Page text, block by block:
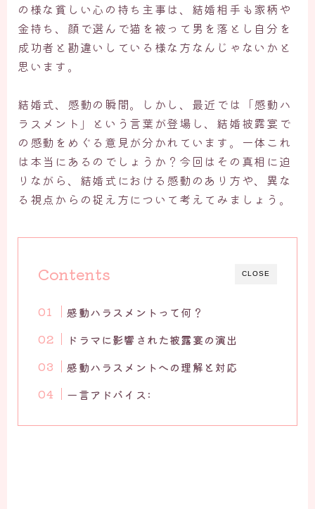
の様な貧しい心の持ち主事は、結婚相手も家柄や
金持ち、顔で選んで猫を被って男を落とし自分を
成功者と勘違いしている様な方なんじゃないかと
思います。
結婚式、感動の瞬間。しかし、最近では「感動ハ
ラスメント」という言葉が登場し、結婚披露宴で
の感動をめぐる意見が分かれています。一体これ
は本当にあるのでしょうか？今回はその真相に迫
りながら、結婚式における感動のあり方や、異な
る視点からの捉え方について考えてみましょう。
CLOSE
Contents
感動ハラスメントって何？
ドラマに影響された披露宴の演出
感動ハラスメントへの理解と対応
一言アドバイス: